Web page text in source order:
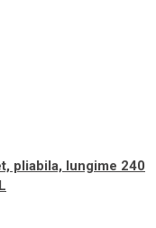
pliabila, lungime 240